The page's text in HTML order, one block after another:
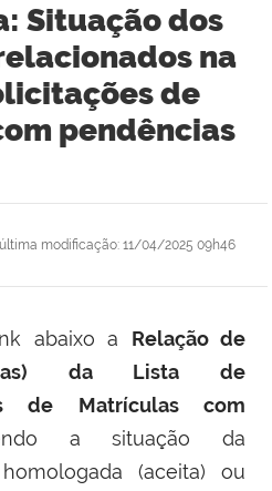
Situação dos
na
de
pendências
última modificação: 11/04/2025 09h46
abaixo a Relação de
da Lista de
de Matrículas com
a situação da
(aceita) ou